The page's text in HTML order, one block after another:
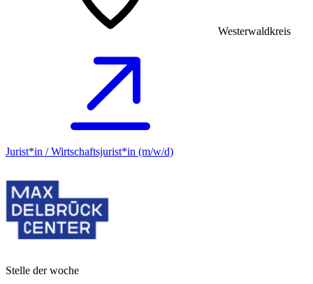
Westerwaldkreis
Jurist*in / Wirtschafts­jurist*in (m/w/d)
Stelle der woche